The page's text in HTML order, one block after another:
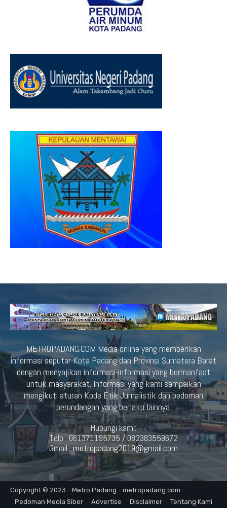
METROPADANG.COM Media online yang memberikan
informasi seputar Kota Padang dan Provinsi Sumatera Barat
dengan menyajikan informasi-informasi yang bermanfaat
untuk masyarakat. Informasi yang kami sampaikan
mengikuti aturan Kode Etik Jurnalistik dan pedoman
perundangan yang berlaku lainnya.
Hubungi kami:
Telp : 081371195735 / 082383559672
Gmail :metropadang2019@gmail.com
Copyright © 2023 - Metro Padang - metropadang.com
Pedoman Media Siber
Advertise Disclaimer Tentang Kami